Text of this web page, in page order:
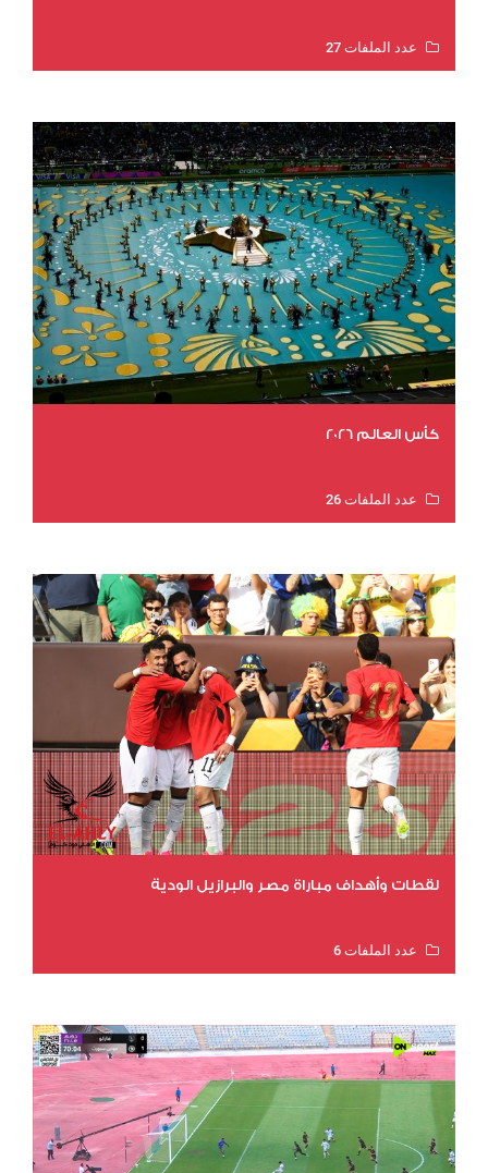
عدد الملفات 27
كأس العالم 2026
عدد الملفات 26
لقطات وأهداف مباراة مصر والبرازيل الودية
عدد الملفات 6